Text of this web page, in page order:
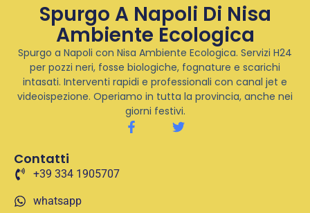
Spurgo A Napoli Di Nisa
Ambiente Ecologica
Spurgo a Napoli con Nisa Ambiente Ecologica. Servizi H24
per pozzi neri, fosse biologiche, fognature e scarichi
intasati. Interventi rapidi e professionali con canal jet e
videoispezione. Operiamo in tutta la provincia, anche nei
giorni festivi.
Contatti
+39 334 1905707
whatsapp